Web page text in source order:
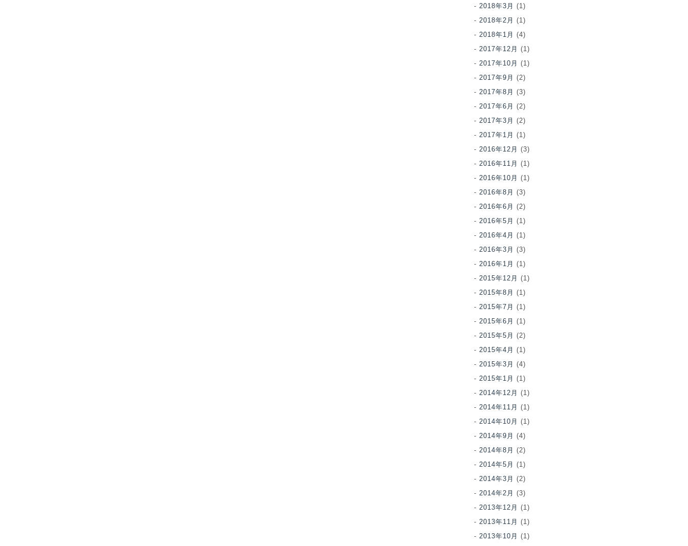
2018年3月 (1)
2018年2月 (1)
2018年1月 (4)
2017年12月 (1)
2017年10月 (1)
2017年9月 (2)
2017年8月 (3)
2017年6月 (2)
2017年3月 (2)
2017年1月 (1)
2016年12月 (3)
2016年11月 (1)
2016年10月 (1)
2016年8月 (3)
2016年6月 (2)
2016年5月 (1)
2016年4月 (1)
2016年3月 (3)
2016年1月 (1)
2015年12月 (1)
2015年8月 (1)
2015年7月 (1)
2015年6月 (1)
2015年5月 (2)
2015年4月 (1)
2015年3月 (4)
2015年1月 (1)
2014年12月 (1)
2014年11月 (1)
2014年10月 (1)
2014年9月 (4)
2014年8月 (2)
2014年5月 (1)
2014年3月 (2)
2014年2月 (3)
2013年12月 (1)
2013年11月 (1)
2013年10月 (1)